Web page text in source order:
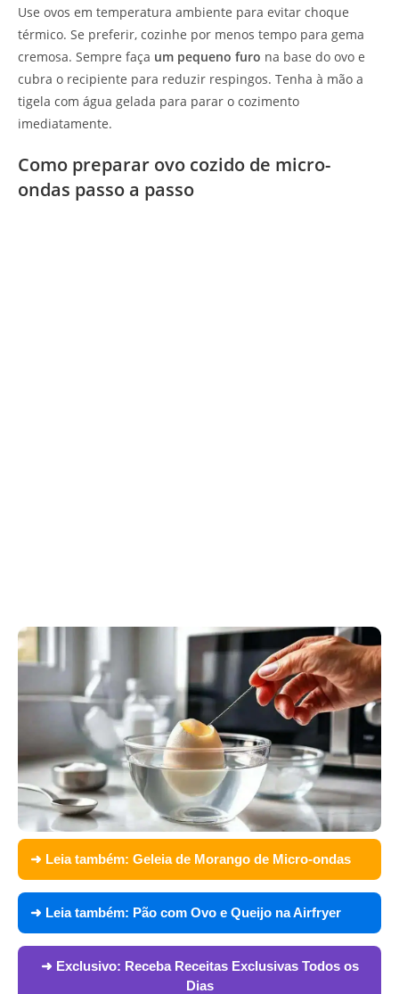
Use ovos em temperatura ambiente para evitar choque
térmico. Se preferir, cozinhe por menos tempo para gema
cremosa. Sempre faça um pequeno furo na base do ovo e
cubra o recipiente para reduzir respingos. Tenha à mão a
tigela com água gelada para parar o cozimento
imediatamente.
Como preparar ovo cozido de micro-
ondas passo a passo
➜ Leia também: Geleia de Morango de Micro-ondas
➜ Leia também: Pão com Ovo e Queijo na Airfryer
➜ Exclusivo: Receba Receitas Exclusivas Todos os
Dias